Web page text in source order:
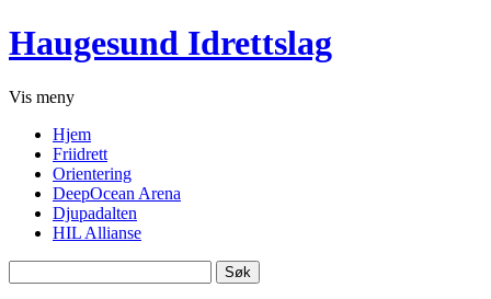
Haugesund Idrettslag
Vis meny
Hjem
Friidrett
Orientering
DeepOcean Arena
Djupadalten
HIL Allianse
etter: